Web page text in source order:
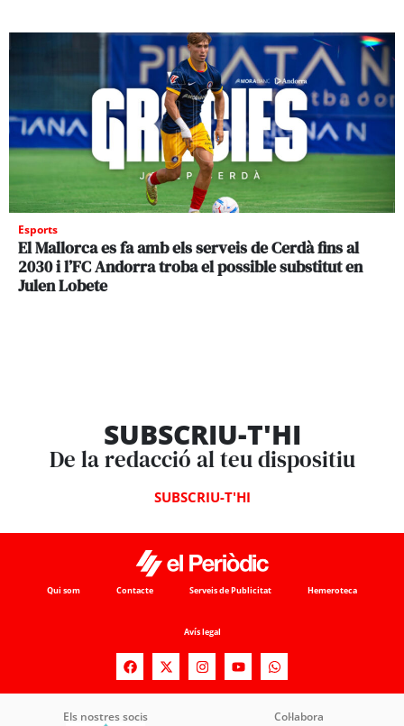
Esports
El Mallorca es fa amb els serveis de Cerdà fins al
2030 i l’FC Andorra troba el possible substitut en
Julen Lobete
SUBSCRIU-T'HI
De la redacció al teu dispositiu
SUBSCRIU-T'HI
Qui som Contacte Serveis de Publicitat Hemeroteca
Avís legal
Els nostres socis Col·labora